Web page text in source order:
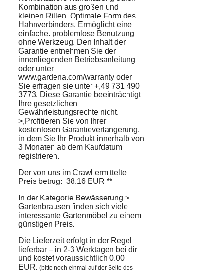
Kombination aus großen und
kleinen Rillen. Optimale Form des
Hahnverbinders. Ermöglicht eine
einfache. problemlose Benutzung
ohne Werkzeug. Den Inhalt der
Garantie entnehmen Sie der
innenliegenden Betriebsanleitung
oder unter
www.gardena.com/warranty oder
Sie erfragen sie unter +,49 731 490
3773. Diese Garantie beeinträchtigt
Ihre gesetzlichen
Gewährleistungsrechte nicht.
>,Profitieren Sie von Ihrer
kostenlosen Garantieverlängerung,
in dem Sie Ihr Produkt innerhalb von
3 Monaten ab dem Kaufdatum
registrieren.
Der von uns im Crawl ermittelte
Preis betrug: 38.16 EUR **
In der Kategorie Bewässerung >
Gartenbrausen finden sich viele
interessante Gartenmöbel zu einem
günstigen Preis.
Die Lieferzeit erfolgt in der Regel
lieferbar – in 2-3 Werktagen bei dir
und kostet voraussichtlich 0.00
EUR. (bitte noch einmal auf der Seite des